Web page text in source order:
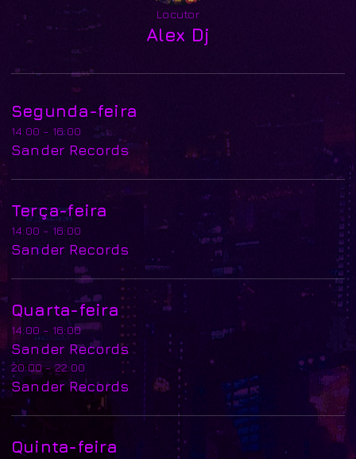
Locutor
Alex Dj
Segunda-feira
14:00 - 16:00
Sander Records
Terça-feira
14:00 - 16:00
Sander Records
Quarta-feira
14:00 - 16:00
Sander Records
20:00 - 22:00
Sander Records
Quinta-feira